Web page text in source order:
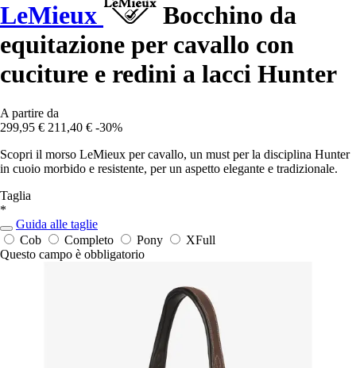
LeMieux
Bocchino da
equitazione per cavallo con
cuciture e redini a lacci Hunter
A partire da
299,95 € 211,40 € -30%
Scopri il morso LeMieux per cavallo, un must per la disciplina Hunter
in cuoio morbido e resistente, per un aspetto elegante e tradizionale.
Taglia
*
Guida alle taglie
Cob
Completo Pony
XFull
Questo campo è obbligatorio